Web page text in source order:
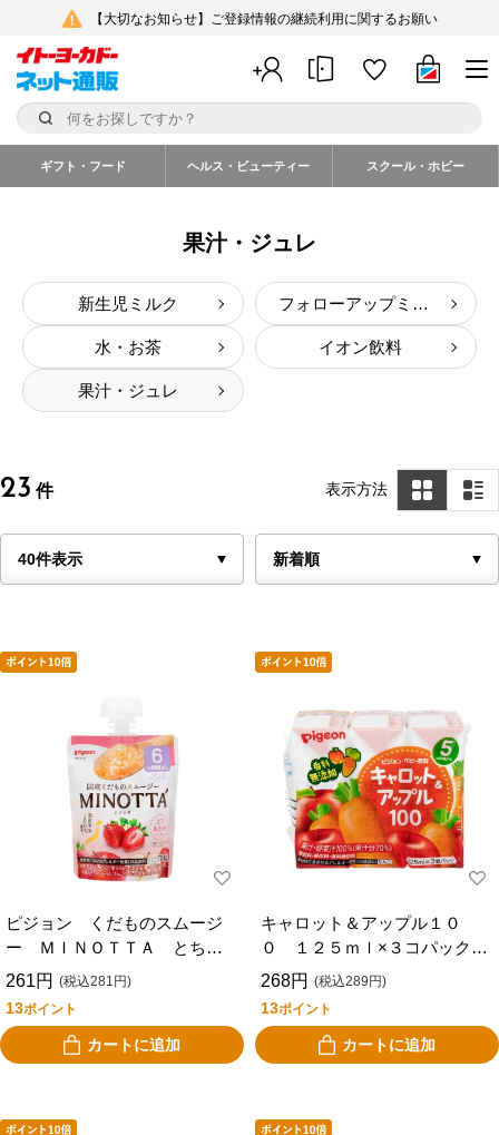
【大切なお知らせ】ご登録情報の継続利用に関するお願い
ギフト・フード ヘルス・ビューティー スクール・ホビー
果汁・ジュレ
新生児ミルク フォローアップミルク
水・お茶 イオン飲料
果汁・ジュレ
23 件 表示方法
ピジョン くだものスムージ
ー ＭＩＮＯＴＴＡ とちお
とめ 70g ６ケ月頃から
261円 (税込281円)
13ポイント
カートに追加
キャロット＆アップル１０
０ １２５ｍｌ×３コパック
５ケ月頃から
268円 (税込289円)
13ポイント
カートに追加